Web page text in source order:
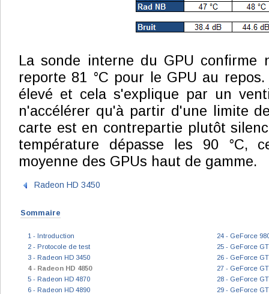
La sonde interne du GPU confirme
reporte 81 °C pour le GPU au
élevé et cela s'explique par un
n'accélérer qu'à partir d'une limite
carte est en contrepartie plutôt
température dépasse les 90 °C,
moyenne des GPUs haut de gamme.
Radeon HD 3450
Sommaire
1 - Introduction
2 - Protocole de test
3 - Radeon HD 3450
4 - Radeon HD 4850
5 - Radeon HD 4870
6 - Radeon HD 4890
24 - GeForce
25 - GeForce
26 - GeForce
27 - GeForce
28 - GeForce
29 - GeForce